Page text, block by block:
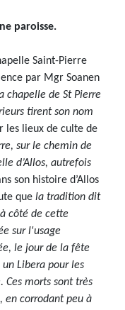
paroisse.
Saint-Pierre
par Mgr Soanen
chapelle de St Pierre
tirent son nom
les lieux de culte de
sur le chemin de
d’Allos, autrefois
son histoire d’Allos
que la tradition dit
côté de cette
sur l'usage
le jour de la fête
Libera pour les
Ces morts sont très
en corrodant peu à